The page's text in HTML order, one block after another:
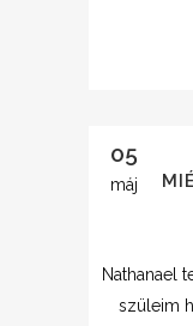
05
máj
Nathanael
szüleim